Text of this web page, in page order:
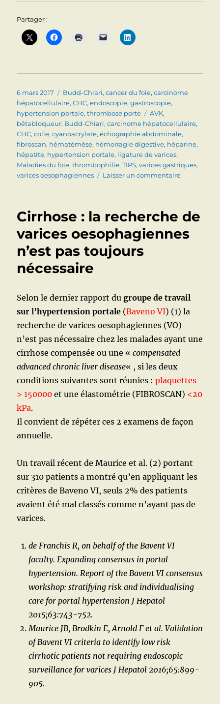
Partager :
Publié
le
6 mars 2017 Catégories
Budd-Chiari,cancer du foie,carcinome
hépatocellulaire,CHC,endoscopie,gastroscopie,
hypertension portale,thrombose porte Étiquettes
AVK,
bêtabloqueur, Budd-Chiari,carcinome hépatocellulaire,
CHC,colle,cyanoacrylate,échographie abdominale,
fibroscan, hématémèse, hémorragie digestive, héparine,
hépatite, hypertension portale, ligature de varices,
Maladies du foie,thrombophilie,TIPS,varices gastriques,
varices oesophagiennes
Laisser un commentairesur
SIGNES,
Cirrhose : la recherche de
varices oesophagiennes
n’est pas toujours
nécessaire
Selon le dernier rapport dugroupe de travail
sur l’hypertension portale (Baveno VI) (1) la
recherche de varices oesophagiennes (VO)
n’est pas nécessaire chez les malades ayant une
cirrhose compensée ou une «compensated
advanced chronic liver disease« , si les deux
conditions suivantes sont réunies :plaquettes
> 150000 et une élastométrie (FIBROSCAN) <20
kPa.
Il convient de répéter ces 2 examens de façon
annuelle.
Un travail récent de Maurice et al. (2) portant
sur 310 patients a montré qu’en appliquant les
critères de Baveno VI, seuls 2% des patients
avaient été mal classés comme n’ayant pas de
varices.
de Franchis R, on behalf of the Bavent VI
faculty. Expanding consensus in portal
hypertension. Report of the Bavent VI consensus
workshop: stratifying risk and individualising
care for portal hypertension J Hepatol
2015;63:743-752.
Maurice JB, Brodkin E, Arnold F et al. Validation
of Bavent VI criteria to identify low risk
cirrhotic patients not requiring endoscopic
surveillance for varices J Hepatol 2016;65:899-
905.